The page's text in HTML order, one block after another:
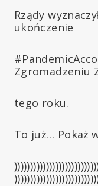
Rządy
ukończenie
Zgromadzeniu
tego roku.
To już… Pokaż